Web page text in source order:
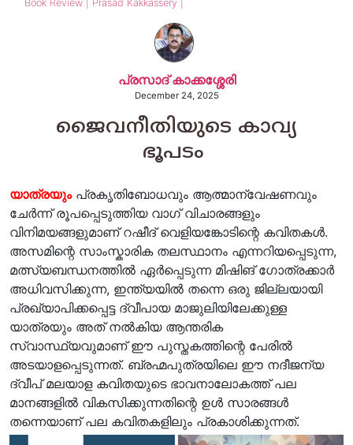
Book Review | Prasad Kakkassery |
പ്രസാദ് കാക്കശ്ശേരി
December 24, 2025
ജൈവനീതിയുടെ കാവ്യ
ഭൂപടം
യാത്രയുംപ്രകൃതിബോധവും ആത്മാന്വേഷണവും
ചേർന്ന് രൂപപ്പെടുത്തിയ വാഗ് വിചാരങ്ങളും
വിനിമയങ്ങളുമാണ് റഷീദ് വെളിയങ്കോടിന്റെ കവിതകൾ.
അസമിന്റെ സാംസ്കാരിക തലസ്ഥാനം എന്നറിയപ്പെടുന്ന,
മത്സ്യബന്ധനത്തിൽ ഏർപ്പെടുന്ന മിഷിങ് ഗോത്രക്കാർ
അധിവസിക്കുന്ന, ഇന്ത്യയിൽ തന്നെ ഒരു ജില്ലയായി
പ്രഖ്യാപിക്കപ്പെട്ട ദ്വീപായ മാജുലിയിലേക്കുള്ള
യാത്രയും അത് നൽകിയ ആന്തരിക
സ്വാസ്ഥ്യവുമാണ് ഈ പുസ്തകത്തിന്റെ പേരിൽ
അടയാളപ്പെടുന്നത്. ബ്രഹ്മപുത്രയിലെ ഈ നദീജന്യ
ദ്വീപ് മലയാള കവിതയുടെ ഭാവനാലോകത്ത് പല
മാനങ്ങളിൽ വികസിക്കുന്നതിന്റെ ഉൾ സാരങ്ങൾ
തന്നെയാണ് പല കവിതകളിലും പ്രകാശിക്കുന്നത്.